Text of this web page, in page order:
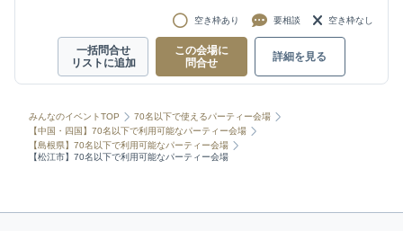
空き枠あり 要相談 空き枠なし
一括問合せ
リストに追加
この会場に
問合せ
詳細を見る
みんなのイベントTOP
70名以下で使えるパーティー会場
【中国・四国】70名以下で利用可能なパーティー会場
【島根県】70名以下で利用可能なパーティー会場
【松江市】70名以下で利用可能なパーティー会場